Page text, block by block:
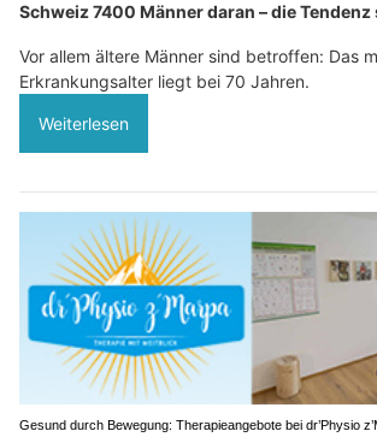
Schweiz 7400 Männer daran – die Tendenz
Vor allem ältere Männer sind betroffen: Das
Erkrankungsalter liegt bei 70 Jahren.
Weiterlesen
Gesund durch Bewegung: Therapieangebote bei dr’Physio